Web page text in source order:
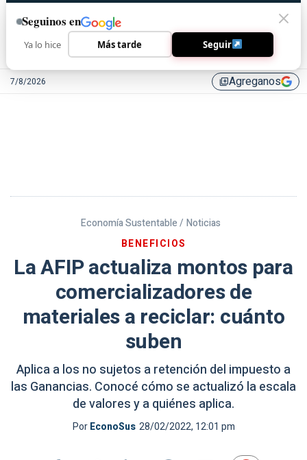
7/8/2026 library_addAgreganos
Economía Sustentable / Noticias
BENEFICIOS
La AFIP actualiza montos para
comercializadores de
materiales a reciclar: cuánto
suben
Aplica a los no sujetos a retención del impuesto a
las Ganancias. Conocé cómo se actualizó la escala
de valores y a quiénes aplica.
PorEconoSus 28/02/2022, 12:01 pm
Seguinos en
Ya lo hice Más tarde Seguir